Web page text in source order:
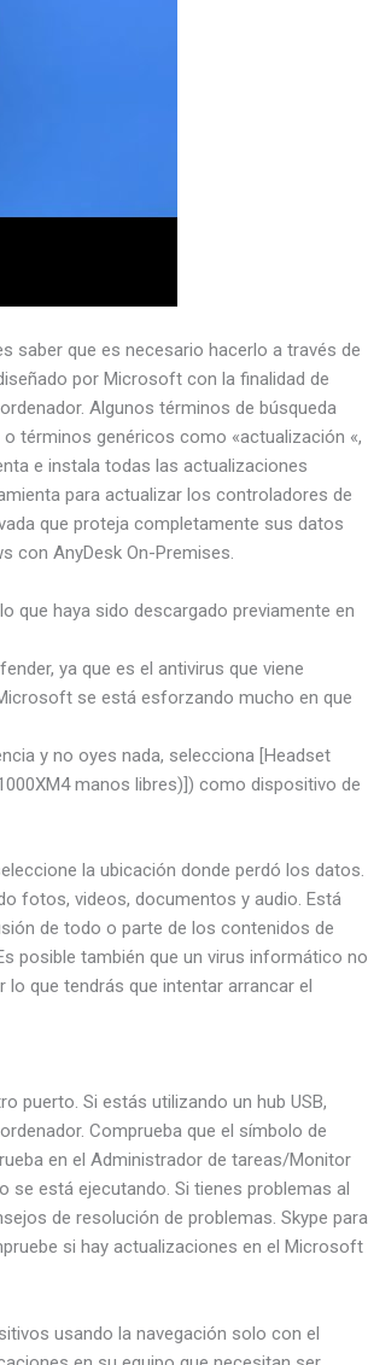
saber que es necesario hacerlo a través de
por Microsoft con la finalidad de
Algunos términos de búsqueda
términos genéricos como «actualización «,
e instala todas las actualizaciones
para actualizar los controladores de
que proteja completamente sus datos
con AnyDesk On-Premises.
que haya sido descargado previamente en
ya que es el antivirus que viene
se está esforzando mucho en que
y no oyes nada, selecciona [Headset
manos libres)]) como dispositivo de
la ubicación donde perdó los datos.
fotos, videos, documentos y audio. Está
de todo o parte de los contenidos de
posible también que un virus informático no
que tendrás que intentar arrancar el
puerto. Si estás utilizando un hub USB,
Comprueba que el símbolo de
en el Administrador de tareas/Monitor
se está ejecutando. Si tienes problemas al
de resolución de problemas. Skype para
si hay actualizaciones en el Microsoft
usando la navegación solo con el